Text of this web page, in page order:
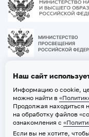
Наш сайт
Информацию о cookie,
можно найти в
Продолжая находиться
на обработку файлов
ознакомления с
Если вы не хотите,